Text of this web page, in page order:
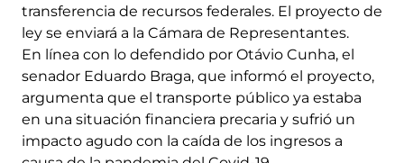
transferencia de recursos federales. El proyecto de
ley se enviará a la Cámara de Representantes.
En línea con lo defendido por Otávio Cunha, el
senador Eduardo Braga, que informó el proyecto,
argumenta que el transporte público ya estaba
en una situación financiera precaria y sufrió un
impacto agudo con la caída de los ingresos a